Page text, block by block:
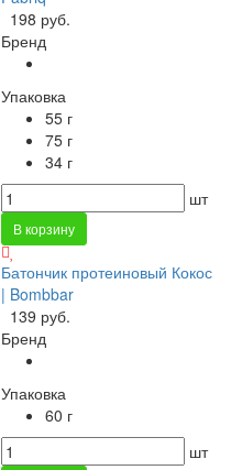
198 руб.
Бренд
Упаковка
55 г
75 г
34 г
шт
В корзину
Батончик протеиновый Кокос
| Bombbar
139 руб.
Бренд
Упаковка
60 г
шт